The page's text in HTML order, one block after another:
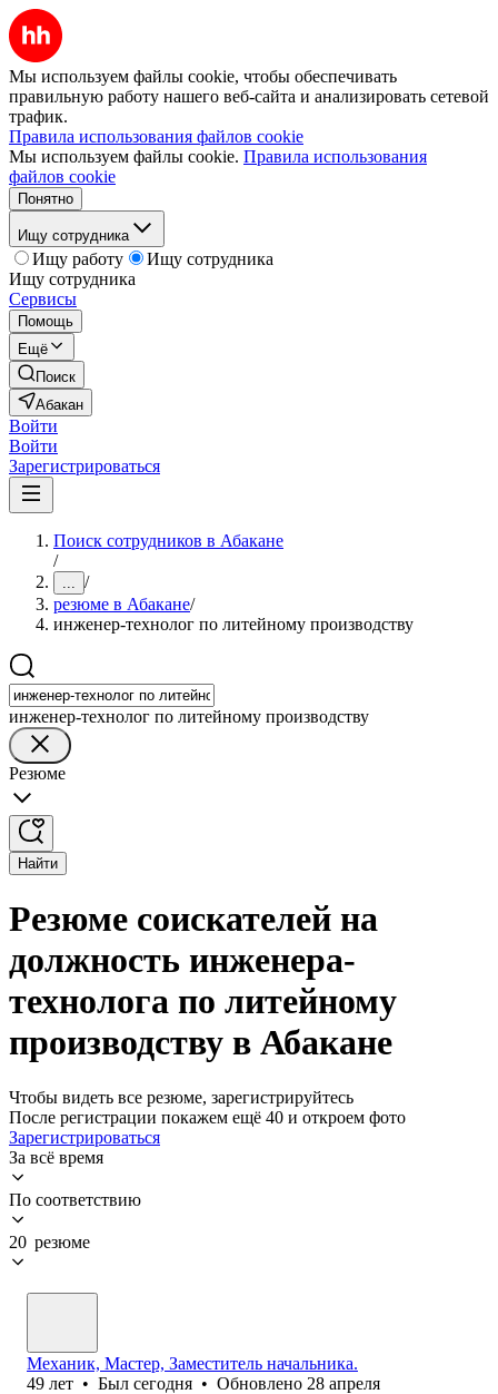
Мы используем файлы cookie, чтобы обеспечивать
правильную работу нашего веб-сайта и анализировать сетевой
трафик.
Правила использования файлов cookie
Мы используем файлы cookie. Правила использования
файлов cookie
Понятно
Ищу сотрудника
Ищу работу
Ищу сотрудника
Ищу сотрудника
Сервисы
Помощь
Ещё
Поиск
Абакан
Войти
Войти
Зарегистрироваться
Поиск сотрудников в Абакане
/
... /
резюме в Абакане/
инженер-технолог по литейному производству
инженер-технолог по литейному производству
Резюме
Найти
Резюме соискателей на
должность инженера-
технолога по литейному
производству в Абакане
Чтобы видеть все резюме, зарегистрируйтесь
После регистрации покажем ещё 40 и откроем фото
Зарегистрироваться
За всё время
По соответствию
20 резюме
Механик, Мастер, Заместитель начальника.
49 лет • Был сегодня • Обновлено 28 апреля